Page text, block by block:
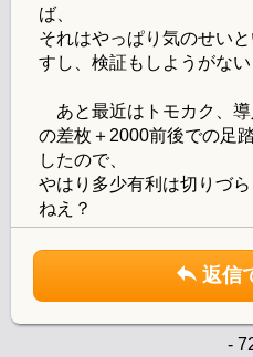
ば、
それはやっぱり気のせい
すし、検証もしようがない
あと最近はトモカク、導
の差枚＋2000前後での足
したので、
やはり多少有利は切りづ
ねえ？
返信
-